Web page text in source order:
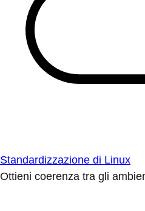
Standardizzazione di Linux
Ottieni coerenza tra gli